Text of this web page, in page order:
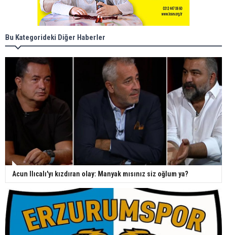
Bu Kategorideki Diğer Haberler
Acun Ilıcalı'yı kızdıran olay: Manyak mısınız siz oğlum ya?